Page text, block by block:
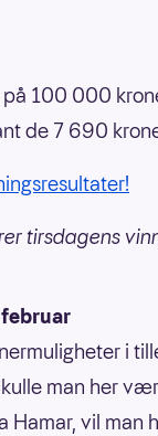
100 000
de 7 690
tirsdagens
i
man her
Hamar, vil man